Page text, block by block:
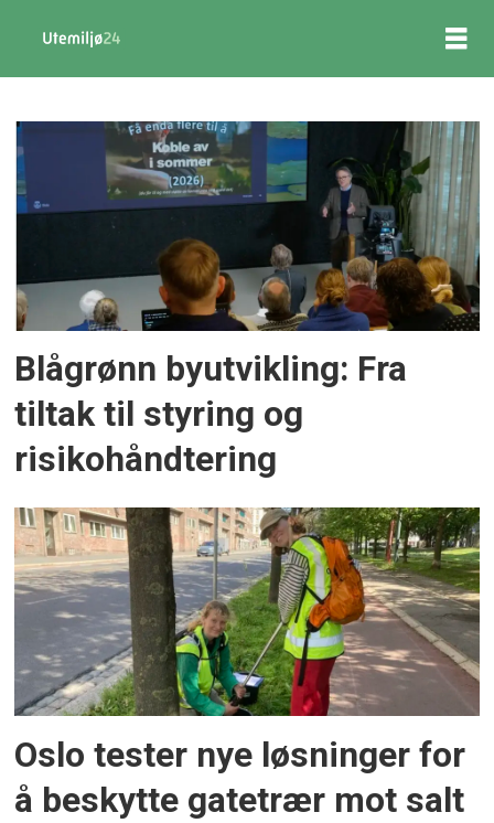
Tag:
klimatilpasning
Blågrønn byutvikling: Fra
tiltak til styring og
risikohåndtering
Oslo tester nye løsninger for
å beskytte gatetrær mot salt